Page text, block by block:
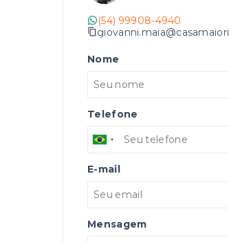
(54) 99908-4940
Nome
Telefone
E-mail
Mensagem